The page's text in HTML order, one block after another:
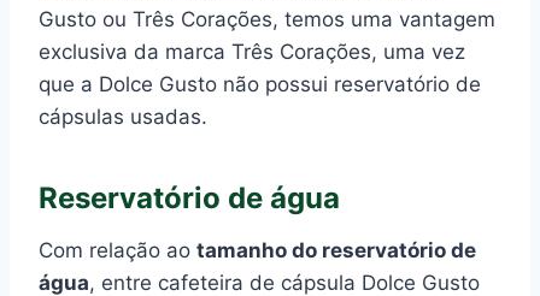
Gusto ou Três Corações, temos uma vantagem
exclusiva da marca Três Corações, uma vez
que a Dolce Gusto não possui reservatório de
cápsulas usadas.
Reservatório de água
Com relação ao tamanho do reservatório de
água, entre cafeteira de cápsula Dolce Gusto